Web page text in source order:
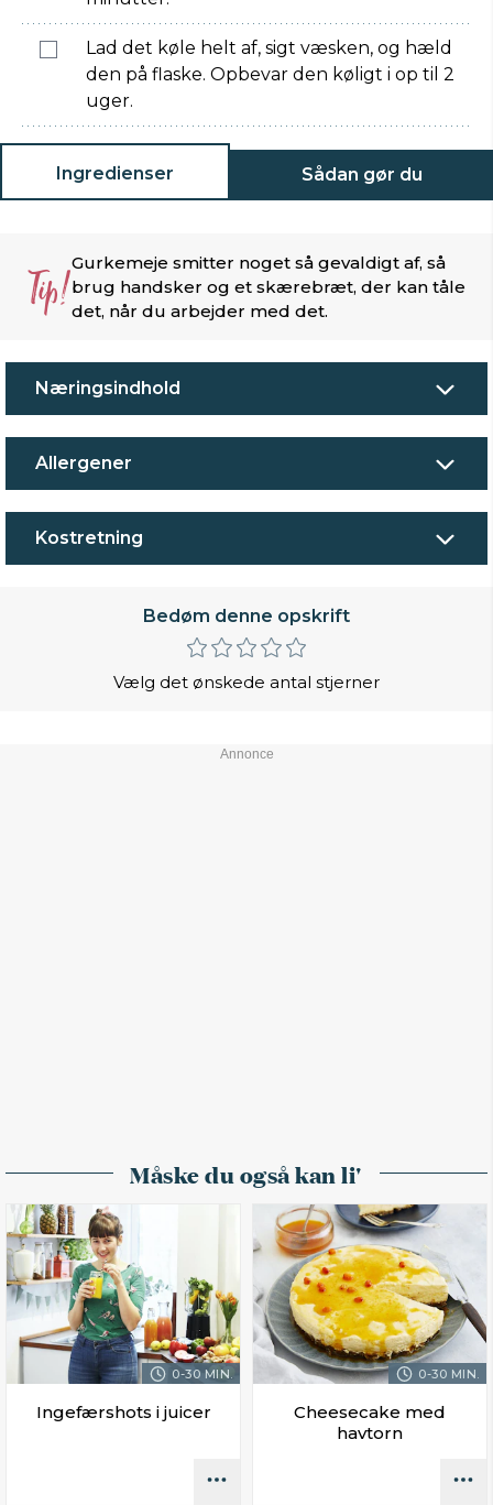
Lad det køle helt af, sigt væsken, og hæld
den på flaske. Opbevar den køligt i op til 2
uger.
Ingredienser Sådan gør du
Tip!Gurkemeje smitter noget så gevaldigt af, så
brug handsker og et skærebræt, der kan tåle
det, når du arbejder med det.
Næringsindhold
Allergener
Kostretning
Bedøm denne opskrift
Vælg det ønskede antal stjerner
Måske du også kan li'
0-30 MIN.
Ingefærshots i juicer
0-30 MIN.
Cheesecake med
havtorn